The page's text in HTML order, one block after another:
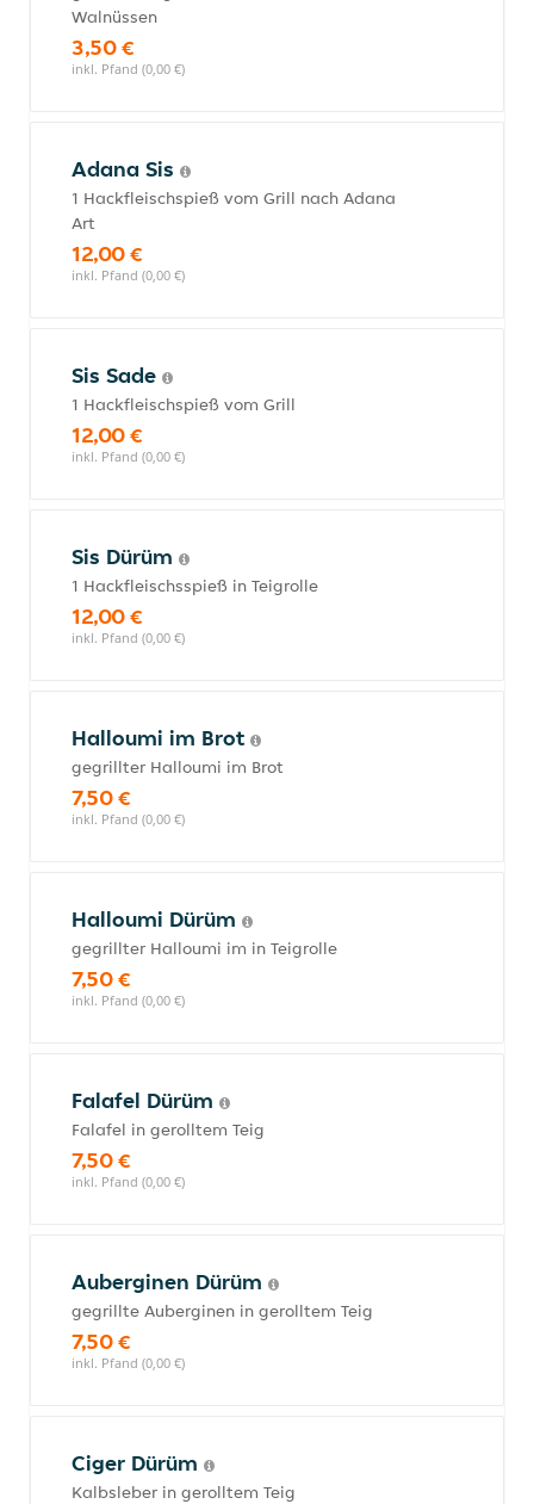
Walnüssen
3,50 €
inkl. Pfand (0,00 €)
Adana Sis
1 Hackfleischspieß vom Grill nach Adana
Art
12,00 €
inkl. Pfand (0,00 €)
Sis Sade
1 Hackfleischspieß vom Grill
12,00 €
inkl. Pfand (0,00 €)
Sis Dürüm
1 Hackfleischsspieß in Teigrolle
12,00 €
inkl. Pfand (0,00 €)
Halloumi im Brot
gegrillter Halloumi im Brot
7,50 €
inkl. Pfand (0,00 €)
Halloumi Dürüm
gegrillter Halloumi im in Teigrolle
7,50 €
inkl. Pfand (0,00 €)
Falafel Dürüm
Falafel in gerolltem Teig
7,50 €
inkl. Pfand (0,00 €)
Auberginen Dürüm
gegrillte Auberginen in gerolltem Teig
7,50 €
inkl. Pfand (0,00 €)
Ciger Dürüm
Kalbsleber in gerolltem Teig